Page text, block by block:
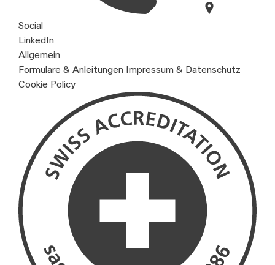
Social
LinkedIn
Allgemein
Formulare & Anleitungen Impressum & Datenschutz
Cookie Policy